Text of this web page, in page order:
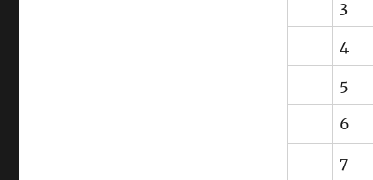
3
4
5
6
7